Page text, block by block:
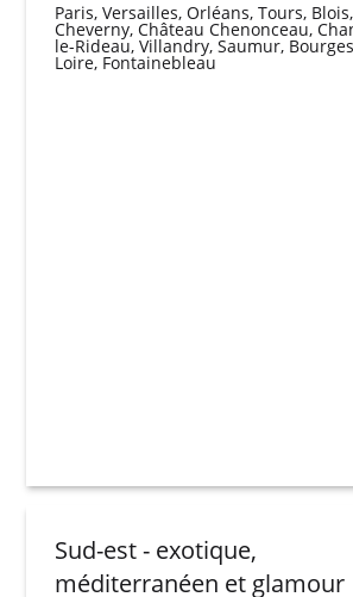
Paris, Versailles, Orléans, Tours,
Cheverny, Château Chenonceau,
le-Rideau, Villandry, Saumur,
Loire, Fontainebleau
Sud-est - exotique,
méditerranéen et glamour